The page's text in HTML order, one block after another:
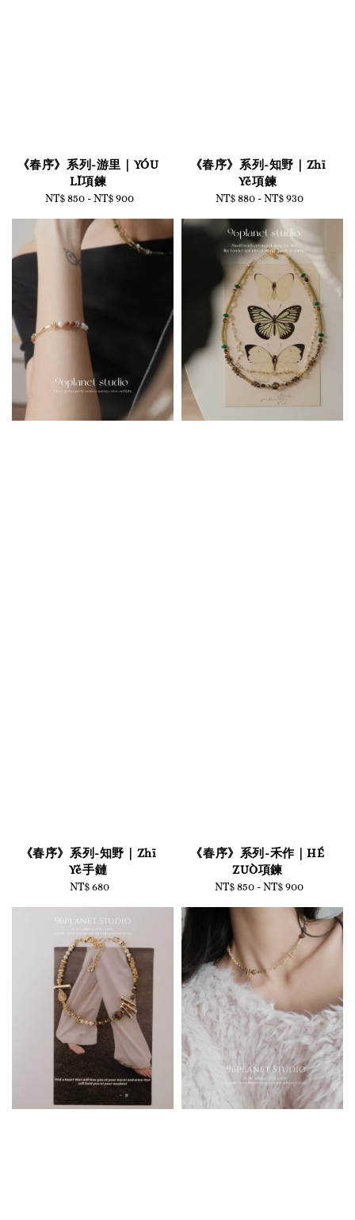
《春序》系列-游里｜YÓU
LǏ項鍊
Regular
NT$ 850 -NT$ 900
《春序》系列-知野｜Zhī
Yě項鍊
Regular
NT$ 880-NT$ 930
《春序》系列-知野｜Zhī
Yě手鏈
Regular
NT$ 680
《春序》系列-禾作｜HÉ
ZUÒ項鍊
Regular
NT$ 850 -NT$ 900